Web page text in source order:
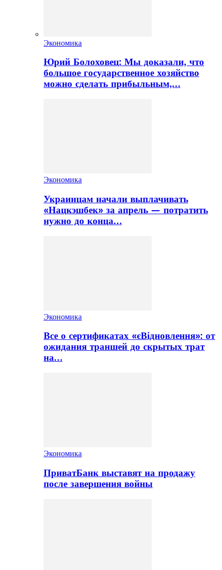
Экономика
Юрий Болоховец: Мы доказали, что
большое государственное хозяйство
можно сделать прибыльным,…
Экономика
Украинцам начали выплачивать
«Нацкэшбек» за апрель — потратить
нужно до конца…
Экономика
Все о сертификатах «єВідновлення»: от
ожидания траншей до скрытых трат
на…
Экономика
ПриватБанк выставят на продажу
после завершения войны